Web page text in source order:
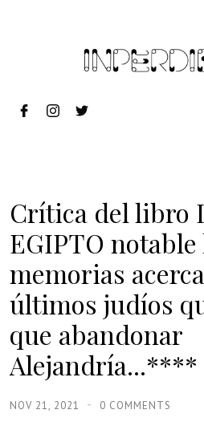
Crítica del libro
EGIPTO
memorias
últimos judíos
que abandonar
Alejandría...****
NOV 21, 2021 0 COMMENTS